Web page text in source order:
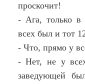
проскочит!
- Ага, только в
всех был и тот
- Что, прямо у
- Нет, не у
заведующей